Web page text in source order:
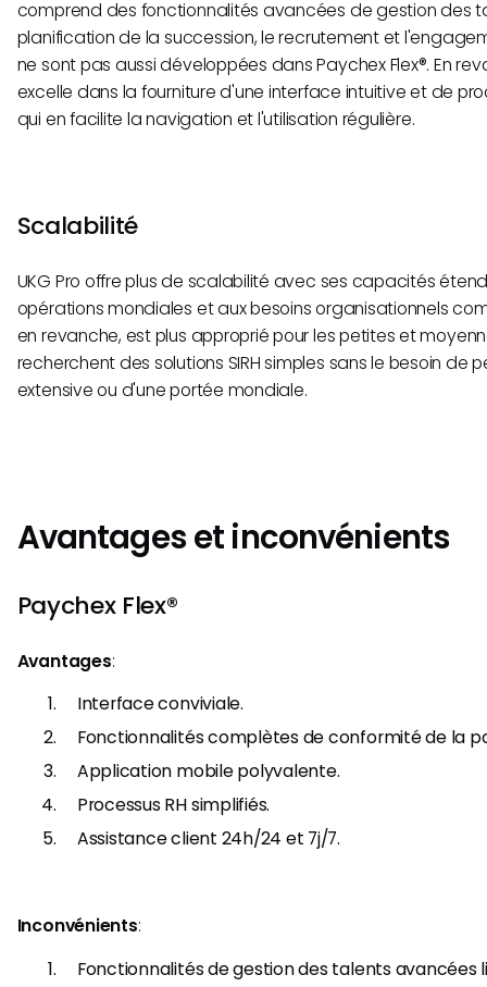
comprend des fonctionnalités avancées de gestion des
planification de la succession, le recrutement et
ne sont pas aussi développées dans Paychex Flex®. En
excelle dans la fourniture d'une interface intuitive et de
qui en facilite la navigation et l'utilisation régulière.
Scalabilité
UKG Pro offre plus de scalabilité avec ses capacités
opérations mondiales et aux besoins organisationnels
en revanche, est plus approprié pour les petites et
recherchent des solutions SIRH simples sans le besoin de
extensive ou d'une portée mondiale.
Avantages et inconvénients
Paychex Flex®
Avantages:
Interface conviviale.
Fonctionnalités complètes de conformité de la
Application mobile polyvalente.
Processus RH simplifiés.
Assistance client 24h/24 et 7j/7.
Inconvénients:
Fonctionnalités de gestion des talents avancées